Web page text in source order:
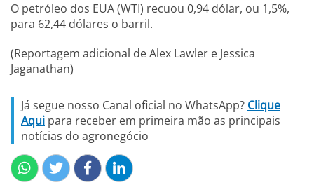
O petróleo dos EUA (WTI) recuou 0,94 dólar, ou 1,5%,
para 62,44 dólares o barril.
(Reportagem adicional de Alex Lawler e Jessica
Jaganathan)
Já segue nosso Canal oficial no WhatsApp? Clique
Aqui para receber em primeira mão as principais
notícias do agronegócio